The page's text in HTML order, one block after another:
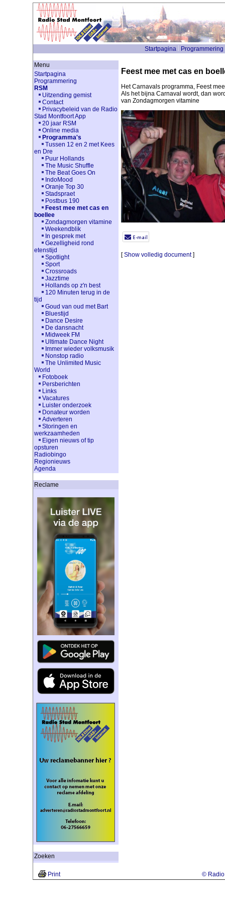
Startpagina Programmering
Menu
Startpagina
Programmering
RSM
Uitzending gemist
Contact
Privacybeleid van de Radio
Stad Montfoort App
20 jaar RSM
Online media
Programma's
Tussen 12 en 2 met Kees
en Dre
Puur Hollands
The Music Shuffle
The Beat Goes On
IndoMood
Oranje Top 30
Stadspraet
Postbus 190
Feest mee met cas en
boellee
Zondagmorgen vitamine
Weekendblik
In gesprek met
Gezelligheid rond
etenstijd
Spotlight
Sport
Crossroads
Jazztime
Hollands op z'n best
120 Minuten terug in de
tijd
Goud van oud met Bart
Bluestijd
Dance Desire
De dansnacht
Midweek FM
Ultimate Dance Night
Immer wieder volksmusik
Nonstop radio
The Unlimited Music
World
Fotoboek
Persberichten
Links
Vacatures
Luister onderzoek
Donateur worden
Adverteren
Storingen en
werkzaamheden
Eigen nieuws of tip
opsturen
Radiobingo
Regionieuws
Agenda
Reclame
Zoeken
Feest mee met cas en
Het Carnavals programma, Feest
Als het bijna Carnaval wordt, dan
van Zondagmorgen vitamine
[Show volledig document]
Print © Radio